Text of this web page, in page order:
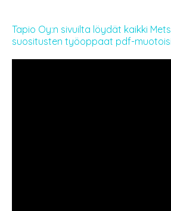
Tapio Oy:n sivuilta löydät kaikki
suositusten työoppaat pdf-